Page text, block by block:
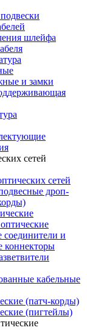
шлейфа
и замки
сетей
сетей
дроп-
соединители и
коннекторы
кабельные
(патч-корды)
(пигтейлы)